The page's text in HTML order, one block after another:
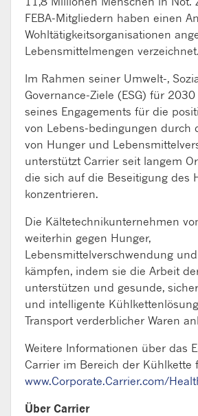
FEBA-Mitgliedern haben einen
Wohltätigkeitsorganisationen
Lebensmittelmengen verzeichnet.
Im Rahmen seiner Umwelt-,
Governance-Ziele (ESG) für
seines Engagements für die
von Lebens-bedingungen durch
von Hunger und
unterstützt Carrier seit langem
die sich auf die Beseitigung des
konzentrieren.
Die Kältetechnikunternehmen
weiterhin gegen Hunger,
Lebensmittelverschwendung
kämpfen, indem sie die Arbeit
unterstützen und gesunde,
und intelligente
Transport verderblicher Waren
Weitere Informationen über das
Carrier im Bereich der Kühlkette
www.Corporate.Carrier.com/
Über Carrier